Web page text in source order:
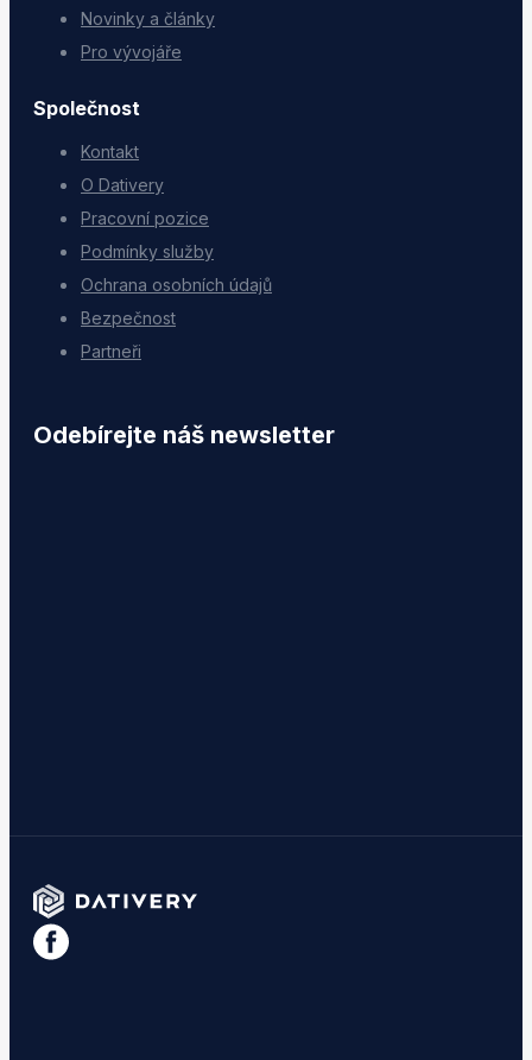
Novinky a články
Pro vývojáře
Společnost
Kontakt
O Dativery
Pracovní pozice
Podmínky služby
Ochrana osobních údajů
Bezpečnost
Partneři
Odebírejte náš newsletter